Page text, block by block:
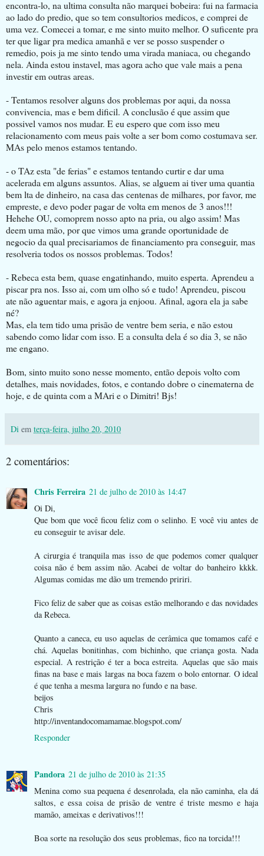
encontra-lo, na ultima consulta não marquei bobeira: fui na farmacia
ao lado do predio, que so tem consultorios medicos, e comprei de
uma vez. Comecei a tomar, e me sinto muito melhor. O suficente pra
ter que ligar pra medica amanhã e ver se posso suspender o
remedio, pois ja me sinto tendo uma virada maniaca, ou chegando
nela. Ainda estou instavel, mas agora acho que vale mais a pena
investir em outras areas.
- Tentamos resolver alguns dos problemas por aqui, da nossa
convivencia, mas e bem dificil. A conclusão é que assim que
possivel vamos nos mudar. E eu espero que com isso meu
relacionamento com meus pais volte a ser bom como costumava ser.
MAs pelo menos estamos tentando.
- o TAz esta "de ferias" e estamos tentando curtir e dar uma
acelerada em alguns assuntos. Alias, se alguem ai tiver uma quantia
bem lta de dinheiro, na casa das centenas de milhares, por favor, me
empreste, e devo poder pagar de volta em menos de 3 anos!!!
Hehehe OU, comoprem nosso apto na pria, ou algo assim! Mas
deem uma mão, por que vimos uma grande oportunidade de
negocio da qual precisariamos de financiamento pra conseguir, mas
resolveria todos os nossos problemas. Todos!
- Rebeca esta bem, quase engatinhando, muito esperta. Aprendeu a
piscar pra nos. Isso ai, com um olho só e tudo! Aprendeu, piscou
ate não aguentar mais, e agora ja enjoou. Afinal, agora ela ja sabe
né?
Mas, ela tem tido uma prisão de ventre bem seria, e não estou
sabendo como lidar com isso. E a consulta dela é so dia 3, se não
me engano.
Bom, sinto muito sono nesse momento, então depois volto com
detalhes, mais novidades, fotos, e contando dobre o cinematerna de
hoje, e de quinta com a MAri e o Dimitri! Bjs!
Di em terça-feira, julho 20, 2010
2 comentários:
Chris Ferreira 21 de julho de 2010 às 14:47
Oi Di,
Que bom que você ficou feliz com o selinho. E você viu antes de
eu conseguir te avisar dele.
A cirurgia é tranquila mas isso de que podemos comer qualquer
coisa não é bem assim não. Acabei de voltar do banheiro kkkk.
Algumas comidas me dão um tremendo pririri.
Fico feliz de saber que as coisas estão melhorando e das novidades
da Rebeca.
Quanto a caneca, eu uso aquelas de cerâmica que tomamos café e
chá. Aquelas bonitinhas, com bichinho, que criança gosta. Nada
especial. A restrição é ter a boca estreita. Aquelas que são mais
finas na base e mais largas na boca fazem o bolo entornar. O ideal
é que tenha a mesma largura no fundo e na base.
beijos
Chris
http://inventandocomamamae.blogspot.com/
Responder
Pandora 21 de julho de 2010 às 21:35
Menina como sua pequena é desenrolada, ela não caminha, ela dá
saltos, e essa coisa de prisão de ventre é triste mesmo e haja
mamão, ameixas e derivativos!!!
Boa sorte na resolução dos seus problemas, fico na torcida!!!